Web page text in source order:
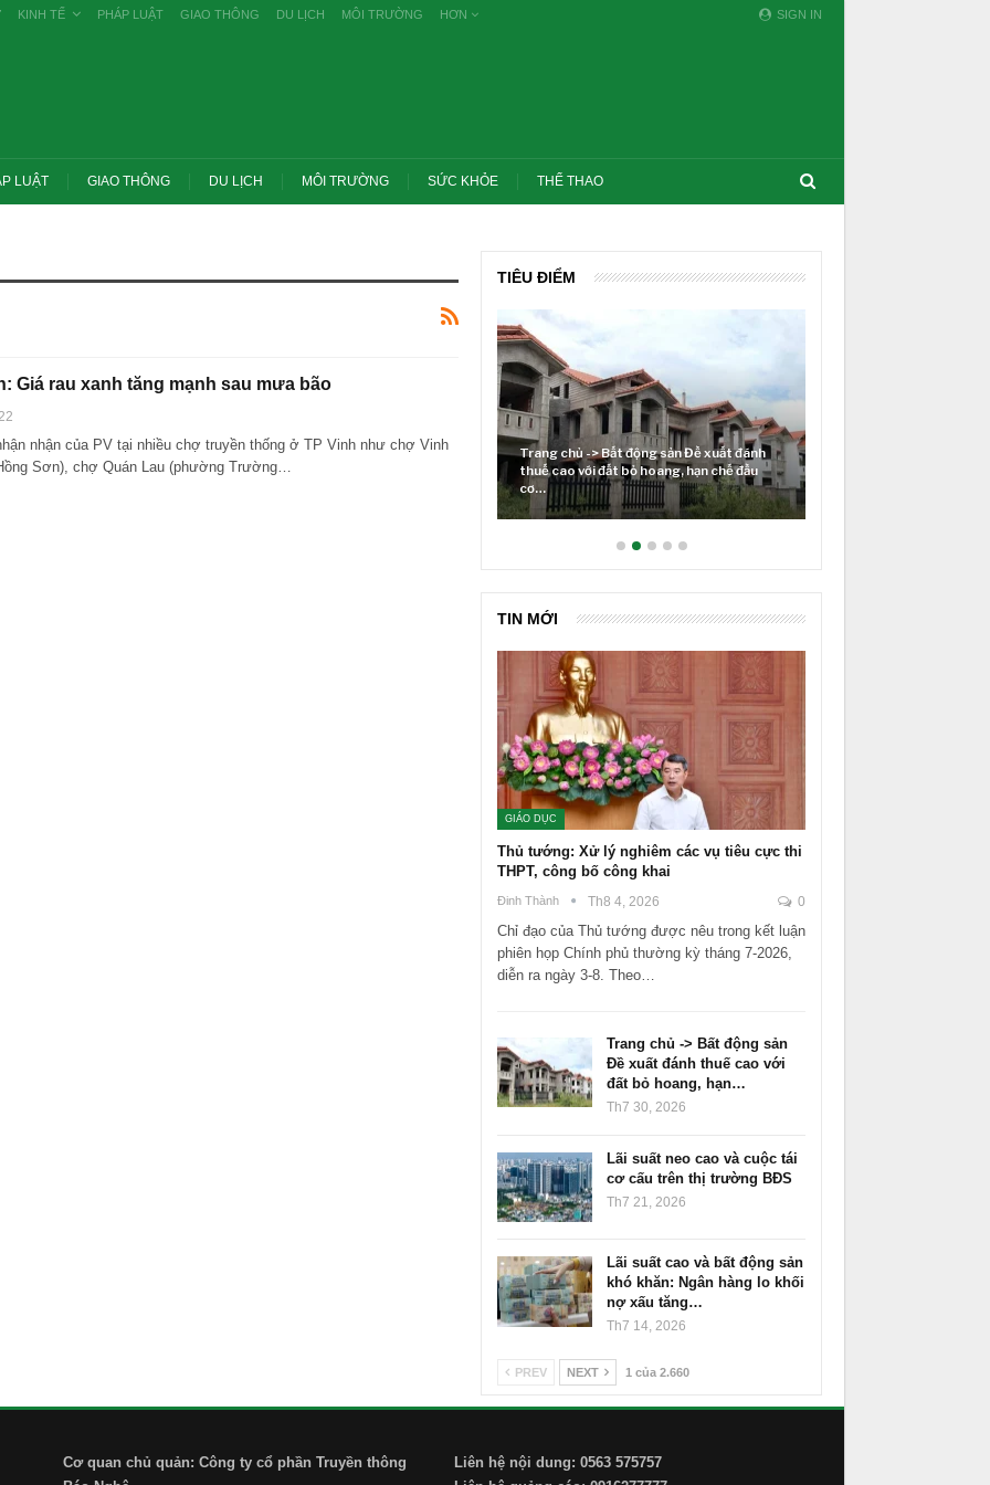
SIGN IN
KINH TẾ PHÁP LUẬT GIAO THÔNG DU LỊCH MÔI TRƯỜNG HƠN
LUẬT GIAO THÔNG DU LỊCH MÔI TRƯỜNG SỨC KHỎE THỂ THAO
Giá rau xanh tăng mạnh sau mưa bão
nhận của PV tại nhiều chợ truyền thống ở TP Vinh như chợ Vinh
Sơn), chợ Quán Lau (phường Trường…
TIÊU ĐIỂM
Thủ tướng: Xử lý nghiêm các vụ tiêu cực
Trang chủ -> Bất động sản Đề xuất đánh
thuế cao với đất bỏ hoang, hạn chế đầu
Lãi suất neo cao và cuộc tái cơ cấu trên
thị trường BĐS
TIN MỚI
GIÁO DỤC
Thủ tướng: Xử lý nghiêm các vụ tiêu cực thi
THPT, công bố công khai
Đinh Thành Th8 4, 2026 0
Chỉ đạo của Thủ tướng được nêu trong kết luận
phiên họp Chính phủ thường kỳ tháng 7-2026,
diễn ra ngày 3-8. Theo…
Trang chủ -> Bất động sản
Đề xuất đánh thuế cao với
đất bỏ hoang, hạn…
Th7 30, 2026
Lãi suất neo cao và cuộc tái
cơ cấu trên thị trường BĐS
Th7 21, 2026
Lãi suất cao và bất động sản
khó khăn: Ngân hàng lo khối
nợ xấu tăng…
Th7 14, 2026
PREV NEXT 1 của 2.660
Cơ quan chủ quản: Công ty cổ phần Truyền thông
Liên hệ nội dung: 0563 575757